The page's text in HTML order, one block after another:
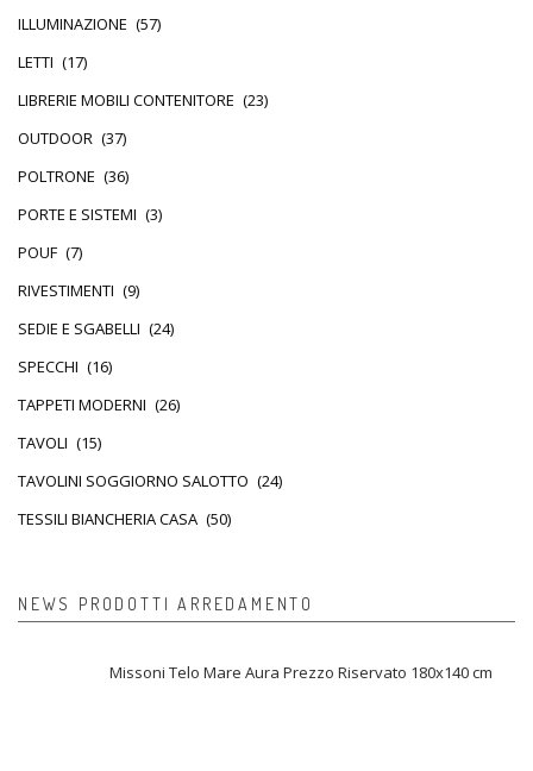
ILLUMINAZIONE (57)
LETTI (17)
LIBRERIE MOBILI CONTENITORE (23)
OUTDOOR (37)
POLTRONE (36)
PORTE E SISTEMI (3)
POUF (7)
RIVESTIMENTI (9)
SEDIE E SGABELLI (24)
SPECCHI (16)
TAPPETI MODERNI (26)
TAVOLI (15)
TAVOLINI SOGGIORNO SALOTTO (24)
TESSILI BIANCHERIA CASA (50)
NEWS PRODOTTI ARREDAMENTO
Missoni Telo Mare Aura Prezzo Riservato 180x140 cm